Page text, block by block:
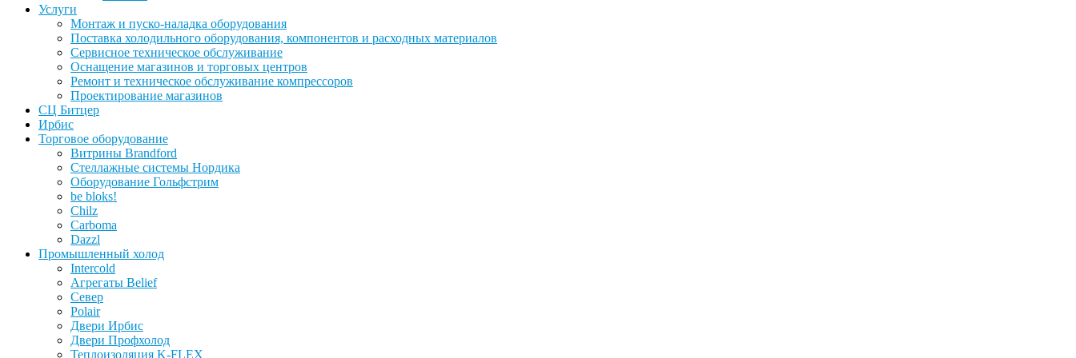
Услуги
Монтаж и пуско-наладка оборудования
Поставка холодильного оборудования, компонентов и расходных материалов
Сервисное техническое обслуживание
Оснащение магазинов и торговых центров
Ремонт и техническое обслуживание компрессоров
Проектирование магазинов
СЦ Битцер
Ирбис
Торговое оборудование
Витрины Brandford
Стеллажные системы Нордика
Оборудование Гольфстрим
be bloks!
Chilz
Carboma
Dazzl
Промышленный холод
Intercold
Агрегаты Belief
Север
Polair
Двери Ирбис
Двери Профхолод
Теплоизоляция K-FLEX